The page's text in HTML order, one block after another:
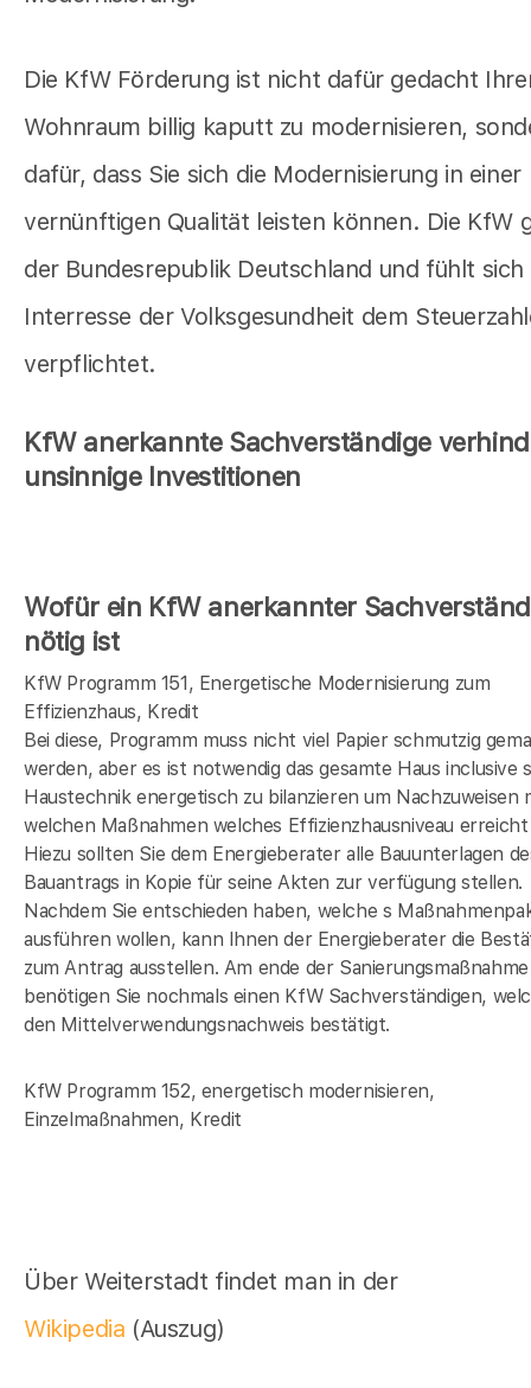
Die KfW Förderung ist nicht dafür gedacht
Wohnraum billig kaputt zu modernisieren,
dafür, dass Sie sich die Modernisierung in einer
vernünftigen Qualität leisten können. Die KfW
der Bundesrepublik Deutschland und fühlt sich
Interresse der Volksgesundheit dem
verpflichtet.
KfW anerkannte Sachverständige
unsinnige Investitionen
Wofür ein KfW anerkannter
nötig ist
KfW Programm 151, Energetische Modernisierung zum
Effizienzhaus, Kredit
Bei diese, Programm muss nicht viel Papier schmutzig
werden, aber es ist notwendig das gesamte Haus inclusive
Haustechnik energetisch zu bilanzieren um Nachzuweisen
welchen Maßnahmen welches Effizienzhausniveau
Hiezu sollten Sie dem Energieberater alle Bauunterlagen
Bauantrags in Kopie für seine Akten zur verfügung stellen.
Nachdem Sie entschieden haben, welche s
ausführen wollen, kann Ihnen der Energieberater die
zum Antrag ausstellen. Am ende der Sanierungsmaßnahme
benötigen Sie nochmals einen KfW Sachverständigen,
den Mittelverwendungsnachweis bestätigt.
KfW Programm 152, energetisch modernisieren,
Einzelmaßnahmen, Kredit
Über Weiterstadt findet man in der
Wikipedia (Auszug)